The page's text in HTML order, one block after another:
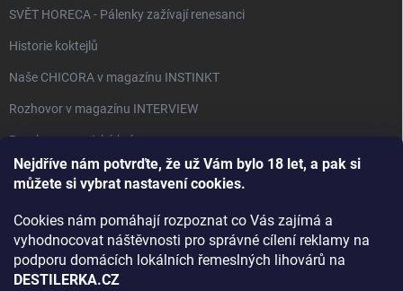
Nejdříve nám potvrďte, že už Vám bylo 18 let, a pak si
můžete si vybrat nastavení cookies.
Cookies nám pomáhají rozpoznat co Vás zajímá a
vyhodnocovat náštěvnosti pro správné cílení reklamy na
podporu domácích lokálních řemeslných lihovárů na
DESTILERKA.CZ
SVĚT HORECA - Pálenky zažívají renesanci
Historie koktejlů
Naše CHICORA v magazínu INSTINKT
Rozhovor v magazínu INTERVIEW
Bourbon, americká krása.
Napsali v TÝDNU o naší práci
Rozhovor s DESTILERKA.CZ v magazínu DRINKING-CAT
Jak vybrat dárek na Vánoce